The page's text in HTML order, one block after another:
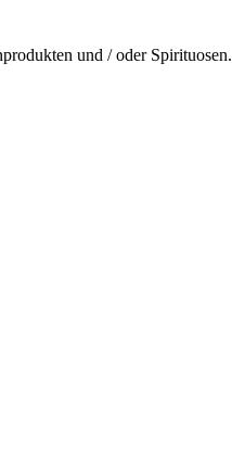
und / oder Spirituosen.